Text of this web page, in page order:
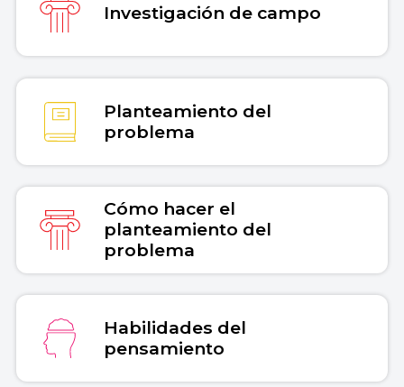
Investigación de campo
Planteamiento del
problema
Cómo hacer el
planteamiento del
problema
Habilidades del
pensamiento